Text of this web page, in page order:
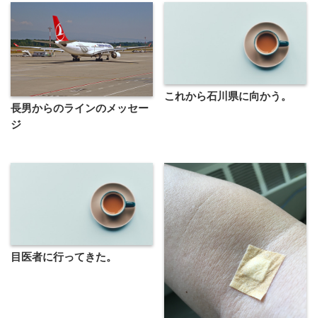
長男からのラインのメッセー
ジ
これから石川県に向かう。
目医者に行ってきた。